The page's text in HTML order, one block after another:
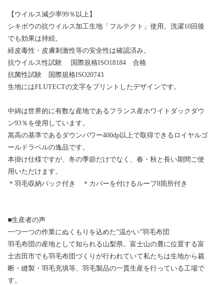
【ウイルス減少率99％以上】
シキボウの抗ウイルス加工生地「フルテクト」使用。洗濯10回後
でも効果は持続。
経皮毒性・皮膚刺激性等の安全性は確認済み。
抗ウイルス性試験 国際規格ISO18184 合格
抗菌性試験 国際規格ISO20743
生地にはFLUTECTの文字をプリントしたデザインです。
中綿は世界的に有数な産地であるフランス産ホワイトダックダウ
ン93％を使用しています。
嵩高の基準であるダウンパワー400dp以上で取得できるロイヤルゴ
ールドラベルの逸品です。
本掛け仕様ですが、冬の季節だけでなく、春・秋と長い期間ご使
用いただけます。
＊羽毛収納バック付き ＊カバーを付けるループ8箇所付き
■生産者の声
一つ一つの作業にぬくもりを込めた”温かい”羽毛布団
羽毛布団の産地として知られる山梨県。富士山の麓に位置する富
士吉田市でも羽毛布団づくりが行われていて私たちは生地から裁
断・縫製・羽毛充填等、羽毛製品の一貫生産を行っている工場で
す。